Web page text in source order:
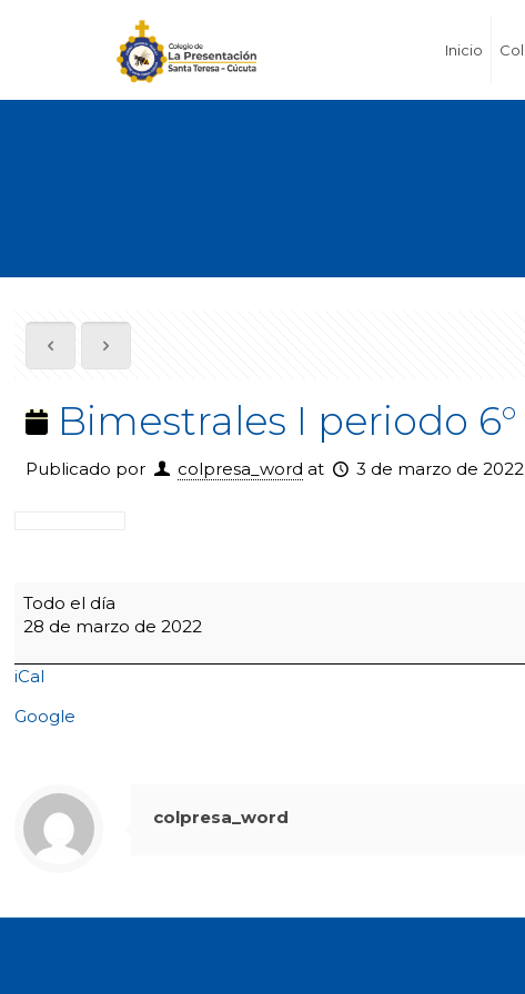
Inicio
Bimestrales I periodo 6°
Publicado por colpresa_word at 3 de marzo de 2022
Bimestrales
periodo
6°
a
11°,
Preescolar
7:30
COPASST
Todo el día
28 de marzo de 2022
iCal
Google
colpresa_word